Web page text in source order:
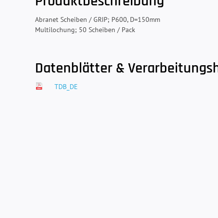
Abranet Scheiben / GRIP; P600, D=150mm
Multilochung; 50 Scheiben / Pack
Datenblätter &
TDB_DE